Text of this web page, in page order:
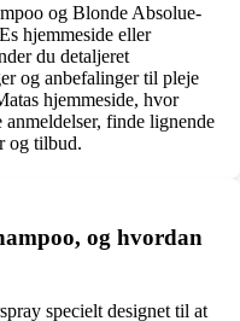
og Blonde Absolue-
hjemmeside eller
du detaljeret
og anbefalinger til pleje
hjemmeside, hvor
finde lignende
og tilbud.
og hvordan
specielt designet til at